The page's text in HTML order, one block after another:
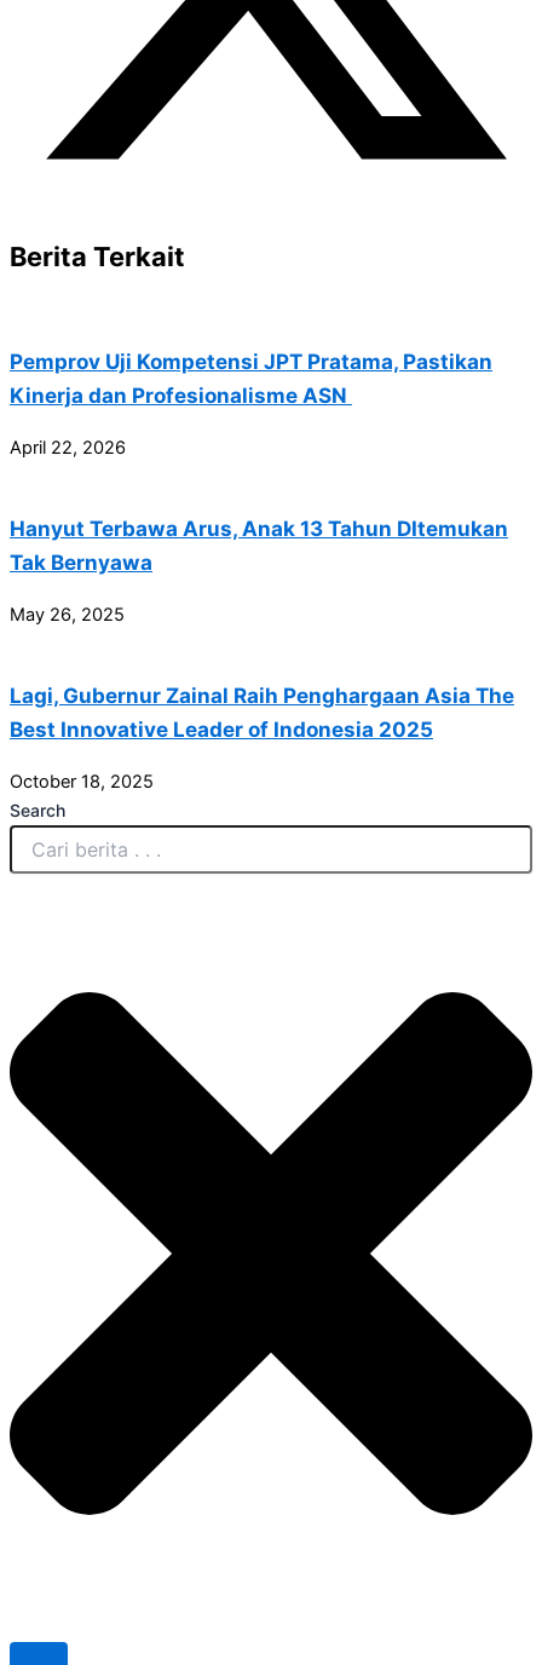
Berita Terkait
Pemprov Uji Kompetensi JPT Pratama, Pastikan
Kinerja dan Profesionalisme ASN
April 22, 2026
Hanyut Terbawa Arus, Anak 13 Tahun DItemukan
Tak Bernyawa
May 26, 2025
Lagi, Gubernur Zainal Raih Penghargaan Asia The
Best Innovative Leader of Indonesia 2025
October 18, 2025
Search